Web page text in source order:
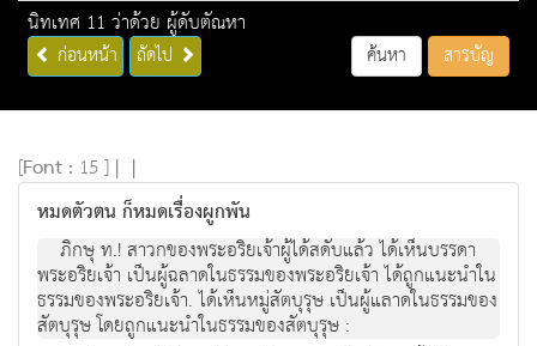
นิทเทศ 11 ว่าด้วย ผู้ดับตัณหา
ก่อนหน้า ถัดไป ค้นหา สารบัญ
[Font : 15 ] | |
หมดตัวตน ก็หมดเรื่องผูกพัน
ภิกษุ ท.! สาวกของพระอริยเจ้าผู้ได้สดับแล้ว ได้เห็นบรรดา
พระอริยเจ้า เป็นผู้ฉลาดในธรรมของพระอริยเจ้า ได้ถูกแนะนำใน
ธรรมของพระอริยเจ้า. ได้เห็นหมู่สัตบุรุษ เป็นผู้แลาดในธรรมของ
สัตบุรุษ โดยถูกแนะนำในธรรมของสัตบุรุษ :